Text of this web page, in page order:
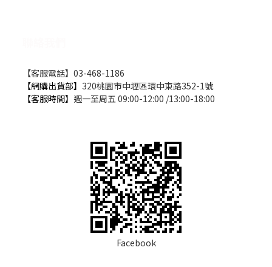
【客服電話】03-468-1186
【網購出貨部】 320桃園市中壢區環中東路352-1號
【客服時間】 週一至周五 09:00-12:00 /13:00-18:00
Facebook